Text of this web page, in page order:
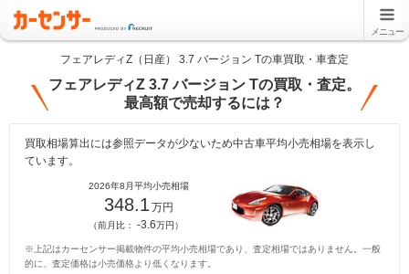
メニュー
フェアレディZ（日産） 3.7 バージョン Tの車買取・車査定
フェアレディZ 3.7 バージョン Tの買取・査定。
最高額で売却するには？
買取相場算出には参照データが少ないため中古車平均小売相場を表示し
ています。
2026年8月平均小売相場
348.1 万円
（前月比： -3.6万円）
※上記はカーセンサー掲載物件の平均小売相場であり、査定相場ではありません。一般
的に、査定価格は小売価格より低くなります。